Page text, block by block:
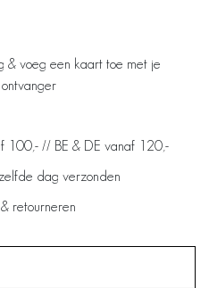
& voeg een kaart toe met je
100,- // BE & DE vanaf 120,-
dag verzonden
retourneren